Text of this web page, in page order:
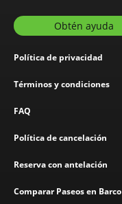
Obtén ayuda
Política de privacidad
Términos y condiciones
FAQ
Política de cancelación
Reserva con antelación
Comparar Paseos en Barco